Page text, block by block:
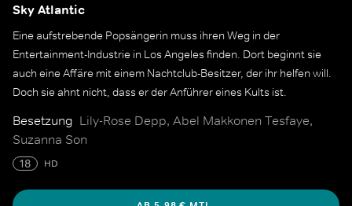
Sky Atlantic
Eine aufstrebende Popsängerin muss ihren Weg in der
Entertainment-Industrie in Los Angeles finden. Dort beginnt sie
auch eine Affäre mit einem Nachtclub-Besitzer, der ihr helfen will.
Doch sie ahnt nicht, dass er der Anführer eines Kults ist.
Besetzung Lily-Rose Depp, Abel Makkonen Tesfaye,
Suzanna Son
18 HD